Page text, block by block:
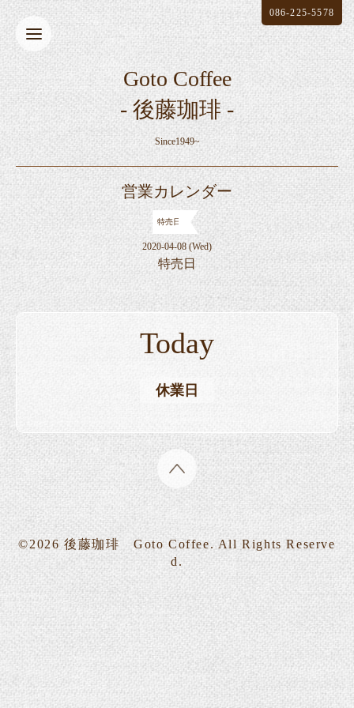
Goto Coffee
- 後藤珈琲 -
Since1949~
086-225-5578
営業カレンダー
特売日
2020-04-08 (Wed)
特売日
Today
休業日
©2026 後藤珈琲 Goto Coffee. All Rights Reserve
d.